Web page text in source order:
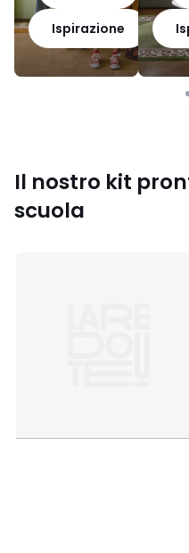
Ispirazione
Il nostro kit
scuola